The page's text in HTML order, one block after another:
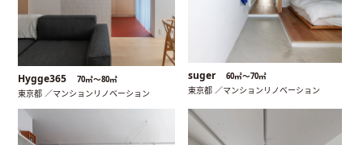
Hygge365 70㎡〜80㎡
東京都 ／マンションリノベーション
suger 60㎡〜70㎡
東京都 ／マンションリノベーション